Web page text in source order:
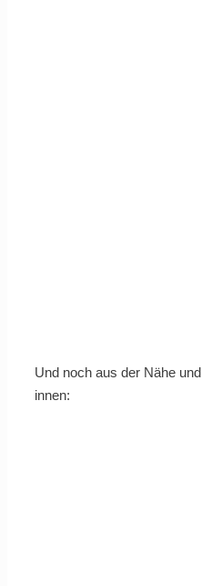
Und noch aus der Nähe und
innen: